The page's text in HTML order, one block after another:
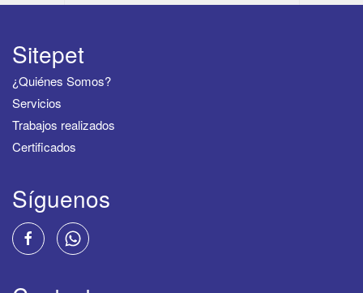
Sitepet
¿Quiénes Somos?
Servicios
Trabajos realizados
Certificados
Síguenos